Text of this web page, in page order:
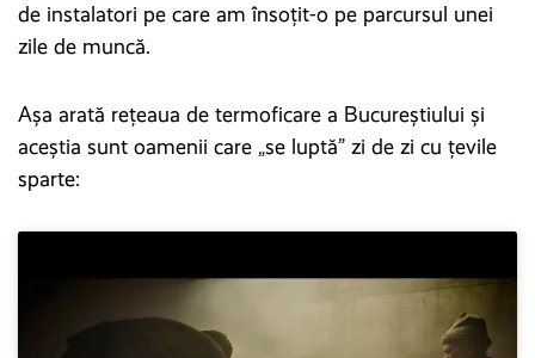
de instalatori pe care am însoțit-o pe parcursul unei
zile de muncă.
Așa arată rețeaua de termoficare a Bucureștiului și
aceștia sunt oamenii care „se luptă” zi de zi cu țevile
sparte: